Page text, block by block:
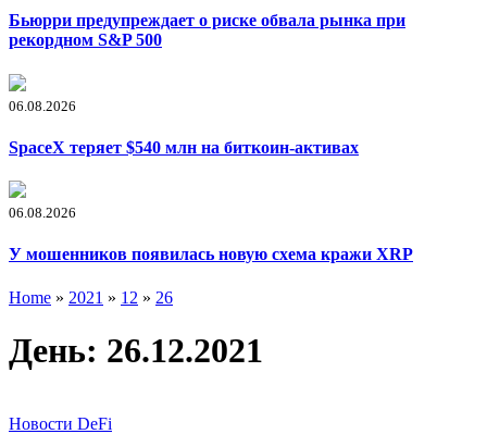
Бьюрри предупреждает о риске обвала рынка при
рекордном S&P 500
06.08.2026
SpaceX теряет $540 млн на биткоин-активах
06.08.2026
У мошенников появилась новую схема кражи XRP
Home » 2021 » 12 » 26
День: 26.12.2021
Новости DeFi